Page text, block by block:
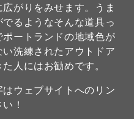
がりをみせます。うま
るようなそんな道具っ
ートランドの地域色が
洗練されたアウトドア
人にはお勧めです。
ウェブサイトへのリン
！